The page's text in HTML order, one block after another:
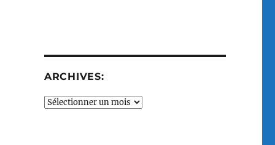
ARCHIVES:
Archives: